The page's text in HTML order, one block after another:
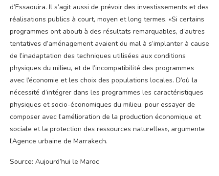
d’Essaouira. Il s’agit aussi de prévoir des investissements et des
réalisations publics à court, moyen et long termes. «Si certains
programmes ont abouti à des résultats remarquables, d’autres
tentatives d’aménagement avaient du mal à s’implanter à cause
de l’inadaptation des techniques utilisées aux conditions
physiques du milieu, et de l’incompatibilité des programmes
avec l’économie et les choix des populations locales. D’où la
nécessité d’intégrer dans les programmes les caractéristiques
physiques et socio-économiques du milieu, pour essayer de
composer avec l’amélioration de la production économique et
sociale et la protection des ressources naturelles», argumente
l’Agence urbaine de Marrakech.
Source: Aujourd’hui le Maroc